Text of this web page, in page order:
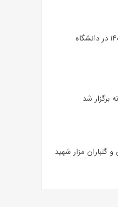
کنکور سراسری ۱۴۰۴ در دانشگاه
برگزار شد
گلباران مزار شهید